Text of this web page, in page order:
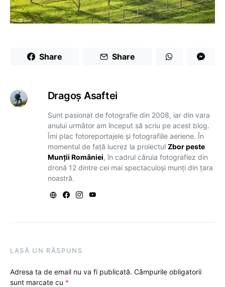
Share Share
Dragoş Asaftei
Sunt pasionat de fotografie din 2008, iar din vara
anului următor am început să scriu pe acest blog.
Îmi plac fotoreportajele și fotografiile aeriene. În
momentul de față lucrez la proiectul Zbor peste
Munții României, în cadrul căruia fotografiez din
dronă 12 dintre cei mai spectaculoși munți din țara
noastră.
LASĂ UN RĂSPUNS
Adresa ta de email nu va fi publicată. Câmpurile obligatorii
sunt marcate cu *